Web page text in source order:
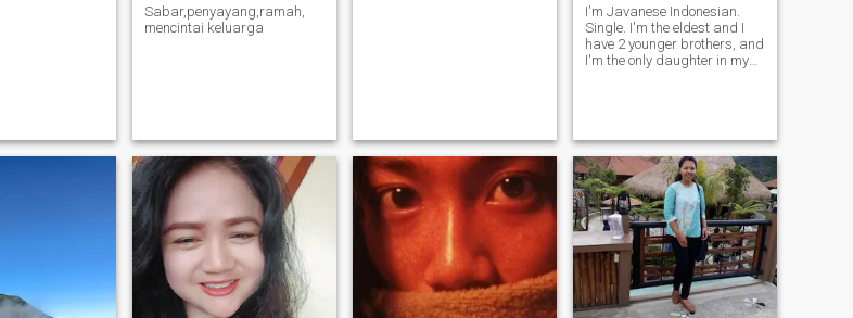
Sabar,penyayang,ramah,
mencintai keluarga
I'm Javanese Indonesian.
Single. I'm the eldest and I
have 2 younger brothers, and
I'm the only daughter in my